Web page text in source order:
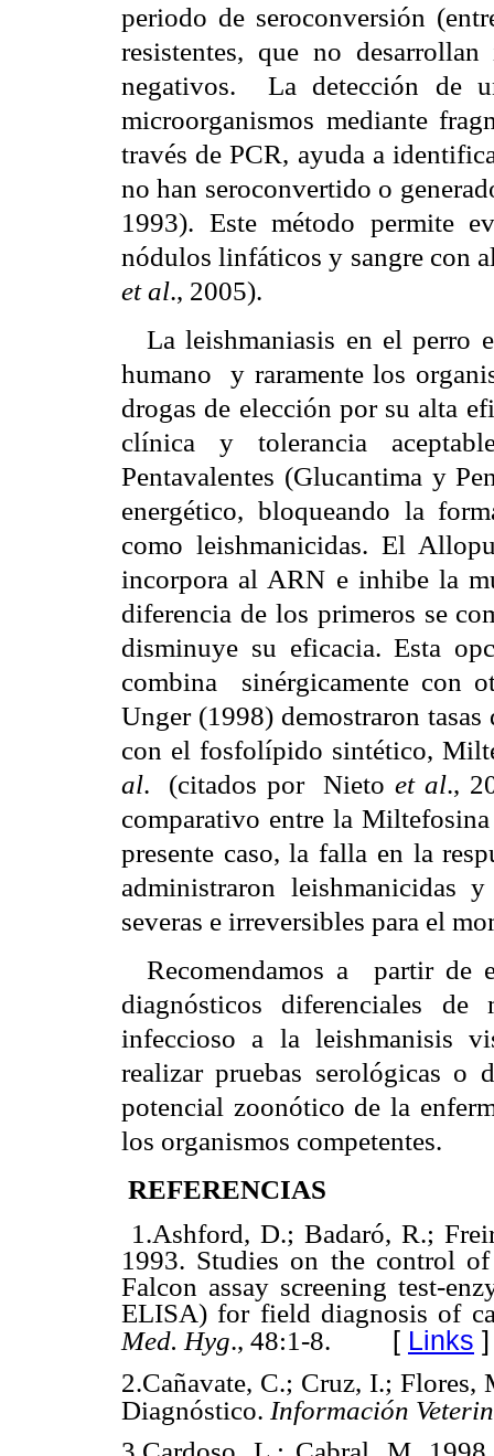
periodo de seroconversión
resistentes, que no
negativos.
La detección de
microorganismos mediante
través de PCR, ayuda a
no han seroconvertido o
1993). Este método permite
nódulos linfáticos y sangre con
et al., 2005).
La leishmaniasis en el perro
humano
y raramente los
drogas de elección por su alta
clínica y tolerancia
Pentavalentes (Glucantima y
energético, bloqueando la
como leishmanicidas. El
incorpora al ARN e inhibe la
diferencia de los primeros se
disminuye su eficacia. Esta
combina
sinérgicamente con
Unger (1998) demostraron
con el fosfolípido sintético,
al. (citados por Nietoet al.,
comparativo entre la
presente caso, la falla en la
administraron leishmanicidas
severas e irreversibles para el
Recomendamos a
partir de
diagnósticos diferenciales
infeccioso a la leishmanisis
realizar pruebas serológicas
potencial zoonótico de la
los organismos competentes.
REFERENCIAS
1.Ashford, D.; Badaró, R.;
1993. Studies on the control
Falcon assay screening test-
ELISA) for field diagnosis of
Med. Hyg., 48:1-8. [ Links ]
2.Cañavate, C.; Cruz, I.; Flores,
Diagnóstico. Información